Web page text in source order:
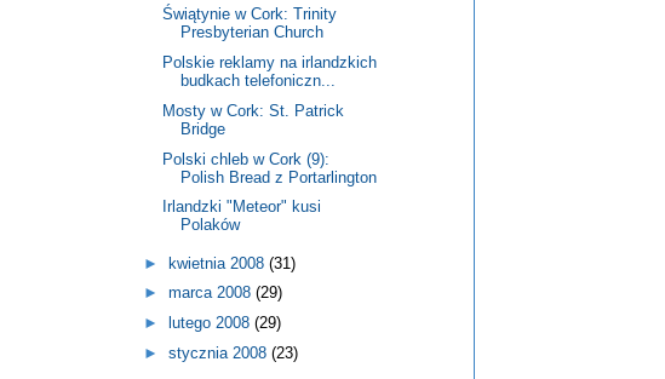
Świątynie w Cork: Trinity
Presbyterian Church
Polskie reklamy na irlandzkich
budkach telefoniczn...
Mosty w Cork: St. Patrick
Bridge
Polski chleb w Cork (9):
Polish Bread z Portarlington
Irlandzki "Meteor" kusi
Polaków
► kwietnia 2008 (31)
► marca 2008 (29)
►
lutego 2008 (29)
► stycznia 2008 (23)